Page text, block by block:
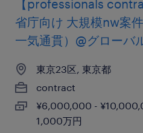
【professionals
省庁向け 大規模nw案
一気通貫）@グローバ
東京23区, 東京都
contract
¥6,000,000 -
1,000万円